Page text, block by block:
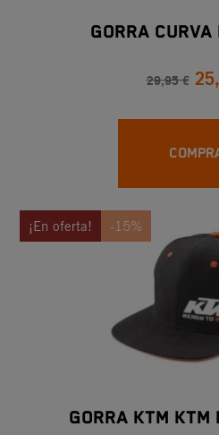
GORRA
29,95 €
¡En oferta! -15%
GORRA KTM KTM